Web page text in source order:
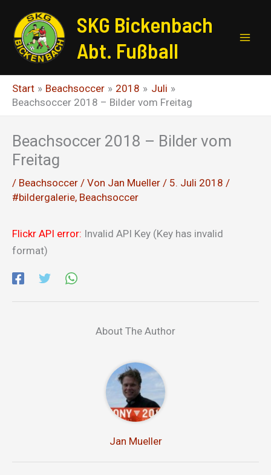
Inhalt
springen
SKG Bickenbach
Abt. Fußball
Start Beachsoccer 2018
Juli
Beachsoccer 2018 – Bilder vom Freitag
Beachsoccer 2018 – Bilder vom
Freitag
/ Beachsoccer / Von Jan Mueller / 5. Juli 2018 /
#bildergalerie, Beachsoccer
Flickr API error: Invalid API Key (Key has invalid
format)
About The Author
Jan Mueller